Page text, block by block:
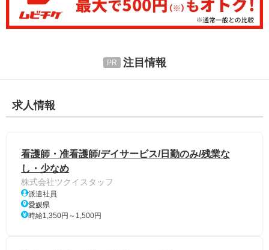
注目情報
求人情報
看護師・准看護師/デイサービス/日勤のみ/残業な
し・少なめ
株式会社ツクイスタッフ
派遣社員
愛媛県
時給1,350円～1,500円